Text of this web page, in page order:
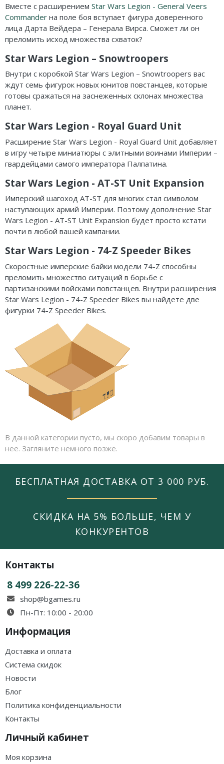
Вместе с расширением Star Wars Legion - General Veers
Commander на поле боя вступает фигура доверенного
лица Дарта Вейдера – Генерала Вирса. Сможет ли он
преломить исход множества схваток?
Star Wars Legion – Snowtroopers
Внутри с коробкой Star Wars Legion – Snowtroopers вас
ждут семь фигурок новых юнитов повстанцев, которые
готовы сражаться на заснеженных склонах множества
планет.
Star Wars Legion - Royal Guard Unit
Расширение Star Wars Legion - Royal Guard Unit добавляет
в игру четыре миниатюры с элитными воинами Империи –
гвардейцами самого императора Палпатина.
Star Wars Legion - AT-ST Unit Expansion
Имперский шагоход AT-ST для многих стал символом
наступающих армий Империи. Поэтому дополнение Star
Wars Legion - AT-ST Unit Expansion будет просто кстати
почти в любой вашей кампании.
Star Wars Legion - 74-Z Speeder Bikes
Скоростные имперские байки модели 74-Z способны
преломить множество ситуаций в борьбе с
партизанскими войсками повстанцев. Внутри расширения
Star Wars Legion - 74-Z Speeder Bikes вы найдете две
фигурки 74-Z Speeder Bikes.
В данной категории пусто, мы скоро добавим товары в
нее. Загляните немного позже.
БЕСПЛАТНАЯ ДОСТАВКА ОТ 3 000 РУБ.
СКИДКА НА 5% БОЛЬШЕ, ЧЕМ У
КОНКУРЕНТОВ
Контакты
8 499 226-22-36
shop@bgames.ru
Пн-Пт: 10:00 - 20:00
Информация
Доставка и оплата
Система скидок
Новости
Блог
Политика конфиденциальности
Контакты
Личный кабинет
Моя корзина